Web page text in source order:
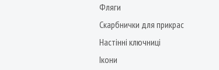
Фляги
Скарбнички для прикрас
Настінні ключниці
Ікони